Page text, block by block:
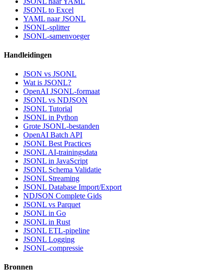
JSONL to Excel
YAML naar JSONL
JSONL-splitter
JSONL-samenvoeger
Handleidingen
JSON vs JSONL
Wat is JSONL?
OpenAI JSONL-formaat
JSONL vs NDJSON
JSONL Tutorial
JSONL in Python
Grote JSONL-bestanden
OpenAI Batch API
JSONL Best Practices
JSONL AI-trainingsdata
JSONL in JavaScript
JSONL Schema Validatie
JSONL Streaming
JSONL Database Import/Export
NDJSON Complete Gids
JSONL vs Parquet
JSONL in Go
JSONL in Rust
JSONL ETL-pipeline
JSONL Logging
JSONL-compressie
Bronnen